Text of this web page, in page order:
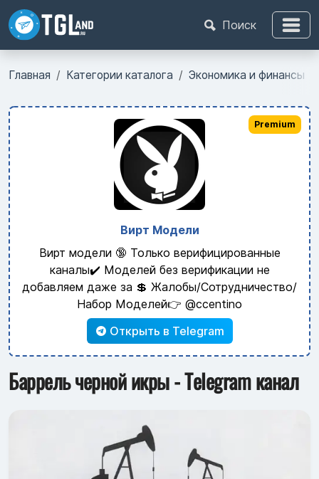
Поиск
Главная Категории каталога Экономика и финансы
Вирт Модели
Вирт модели 🔞 Только верифицированные
каналы✔️ Моделей без верификации не
добавляем даже за 💲 Жалобы/Сотрудничество/
Набор Моделей👉 @ccentino
Открыть в Telegram
Premium
Баррель черной икры - Telegram канал